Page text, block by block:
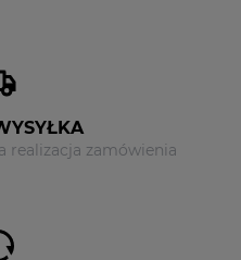
realizacja zamówienia